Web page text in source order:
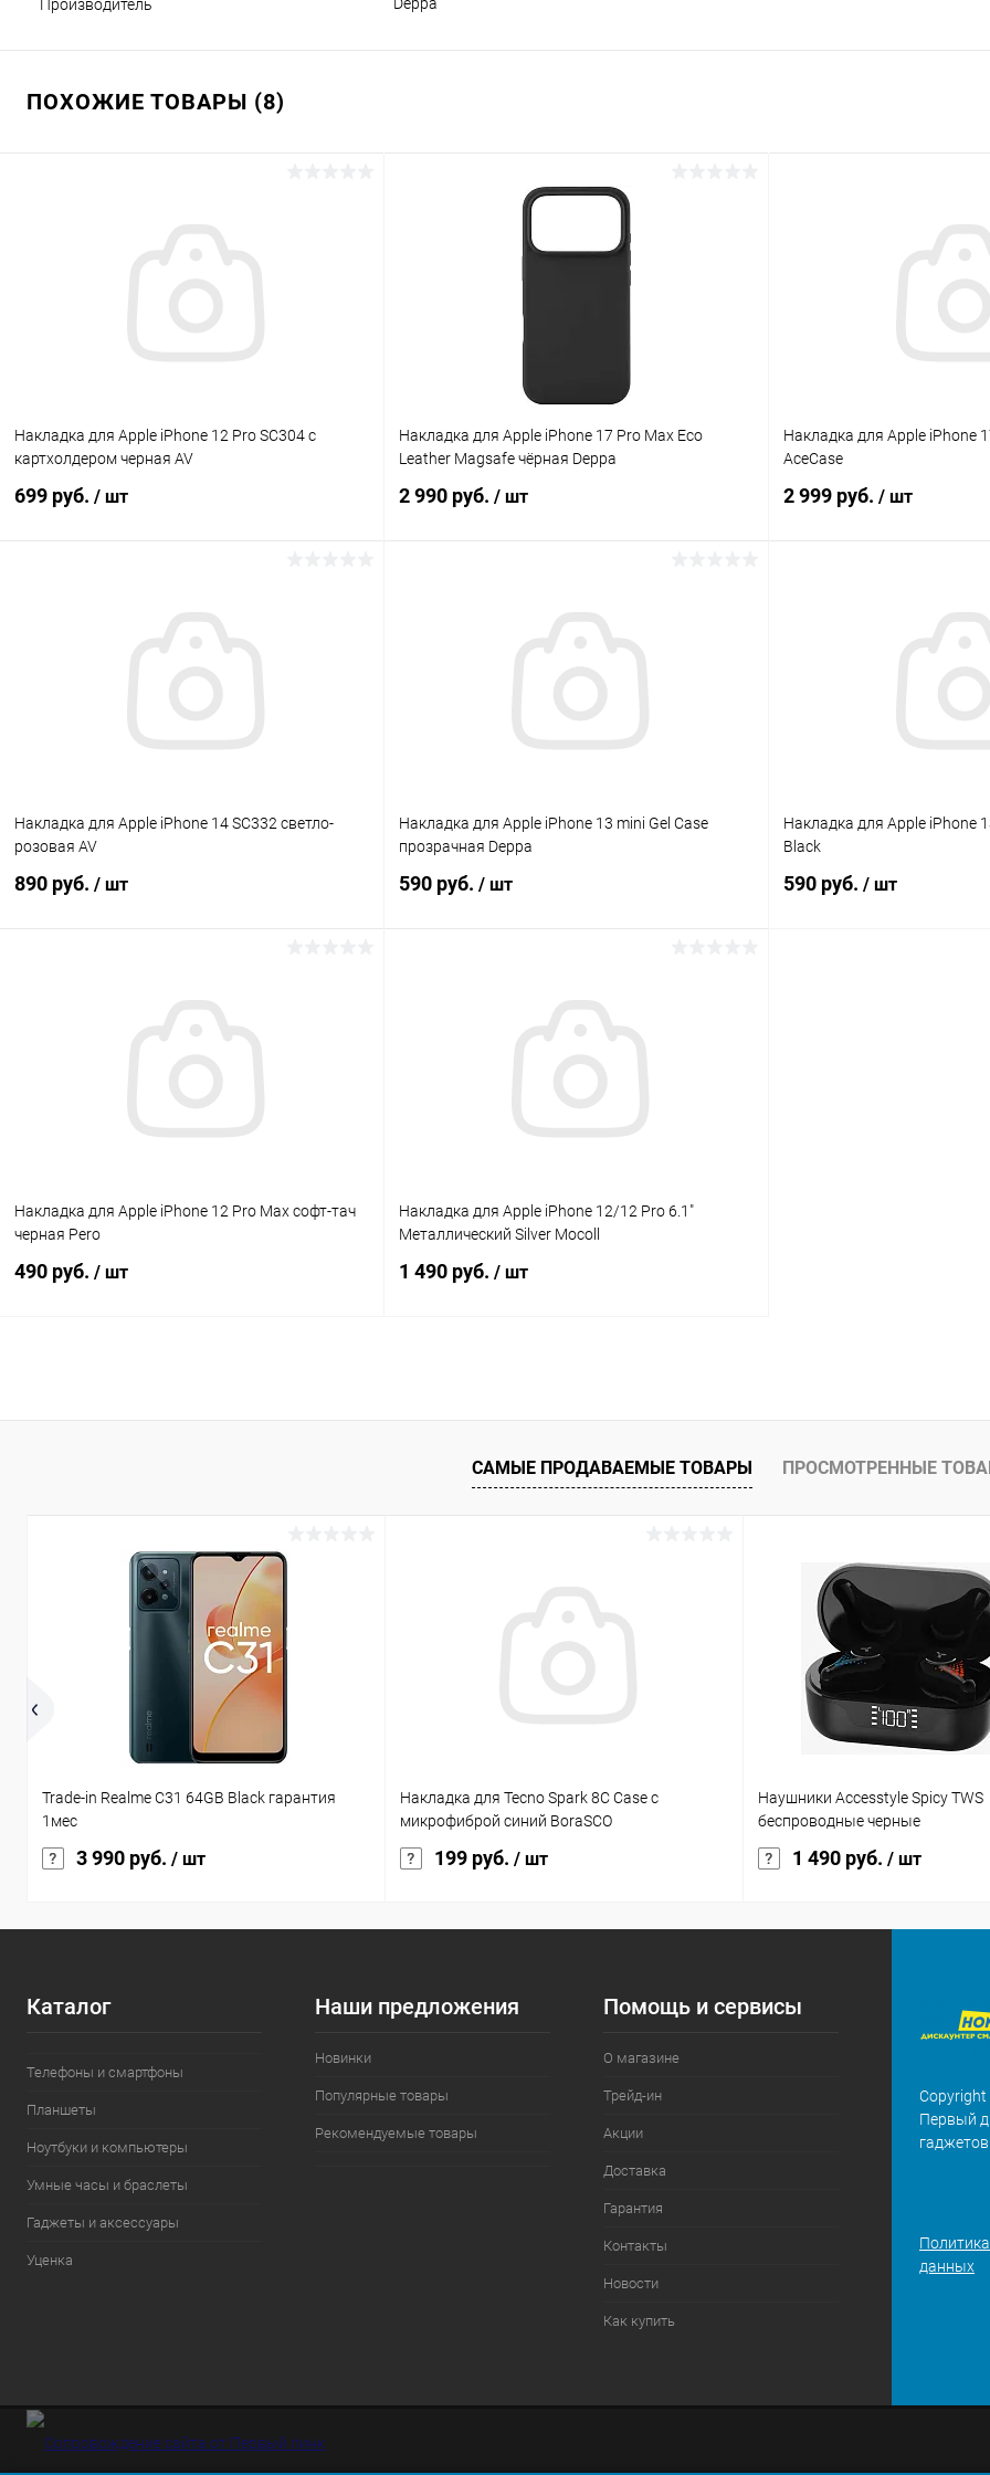
Производитель
ПОХОЖИЕ ТОВАРЫ (8)
Накладка для Apple iPhone 12 Pro SC304 с
картхолдером черная AV
699 руб. / шт
Накладка для Apple iPhone 17 Pro Max Eco
Leather Magsafe чёрная Deppa
2 990 руб. / шт
Накладка для Apple iPhone
AceCase
2 999 руб. / шт
Накладка для Apple iPhone 14 SC332 светло-
розовая AV
890 руб. / шт
Накладка для Apple iPhone 13 mini Gel Case
прозрачная Deppa
590 руб. / шт
Накладка для Apple iPhone
Black
590 руб. / шт
Накладка для Apple iPhone 12 Pro Max софт-тач
черная Pero
490 руб. / шт
К сравнению
Накладка для Apple iPhone 12/12 Pro 6.1"
Металлический Silver Mocoll
1 490 руб. / шт
К сравнению
В избранное В наличии
САМЫЕ ПРОДАВАЕМЫЕ ТОВАРЫ ПРОСМОТРЕННЫЕ
Trade-in Realme C31 64GB Black гарантия
1мес
3 990 руб. / шт
Накладка для Tecno Spark 8C Case с
микрофиброй синий BoraSCO
199 руб. / шт
Наушники Accesstyle Spicy TWS
беспроводные черные
1 490 руб. / шт
Каталог
Телефоны и смартфоны
Планшеты
Ноутбуки и компьютеры
Умные часы и браслеты
Гаджеты и аксессуары
Уценка
Наши предложения
Новинки
Популярные товары
Рекомендуемые товары
Помощь и сервисы
О магазине
Трейд-ин
Акции
Доставка
Гарантия
Контакты
Новости
Как купить
Copyright
Первый
данных